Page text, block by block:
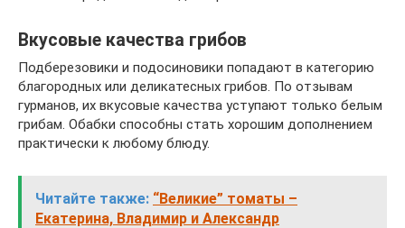
Вкусовые качества грибов
Подберезовики и подосиновики попадают в категорию
благородных или деликатесных грибов. По отзывам
гурманов, их вкусовые качества уступают только белым
грибам. Обабки способны стать хорошим дополнением
практически к любому блюду.
Читайте также: “Великие” томаты –
Екатерина, Владимир и Александр